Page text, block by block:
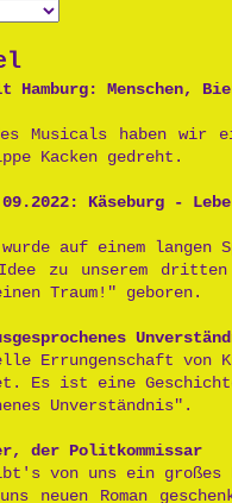
Hamburg: Menschen,
Musicals haben wir
Kacken gedreht.
Käseburg -
auf einem langen
zu unserem
Traum!" geboren.
Errungenschaft von
Es ist eine
Unverständnis".
der Politkommissar
von uns ein
neuen Roman